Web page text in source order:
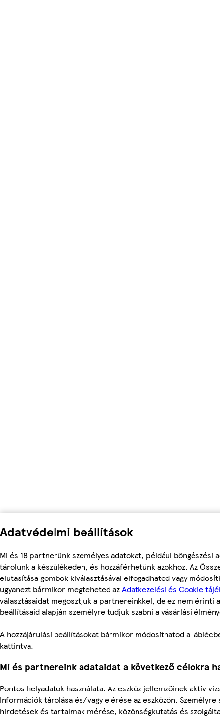
Adatvédelmi beállítások
Mi és 18 partnerünk személyes adatokat, például böngészési
tárolunk a készülékeden, és hozzáférhetünk azokhoz. Az
elutasítása gombok kiválasztásával elfogadhatod vagy
ugyanezt bármikor megteheted azAdatkezelési és Cookie
választásaidat megosztjuk a partnereinkkel, de ez nem érinti
beállításaid alapján személyre tudjuk szabni a vásárlási
A hozzájárulási beállításokat bármikor módosíthatod a
kattintva.
Mi és partnereink adataidat a következő célokra
Pontos helyadatok használata. Az eszköz jellemzőinek aktív
Információk tárolása és/vagy elérése az eszközön.
hirdetések és tartalmak mérése, közönségkutatás és